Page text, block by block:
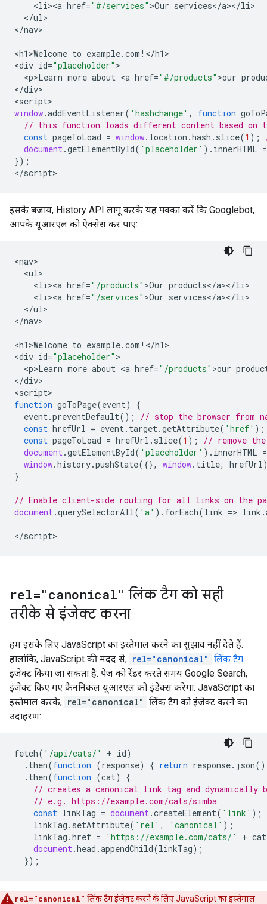
<li><a href="#/services" >Our services</a></li
</ul>
</nav>
<h1>Welcome to example.com ! </h1 >
<div id="placeholder"
<p>Learn more about <a href="#/products" >our
</div>
<script
window.addEventListener( 'hashchange' , function
// this function loads different content based on
const pageToLoad = window. location .hash . slice(1 );
document.getElementById( 'placeholder' ). innerHTML =
});
</script>
इसके बजाय, History API लागू करके यह पक्का करें कि Googlebot,
आपके यूआरएल को ऐक्सेस कर पाए:
<nav
<ul
<li><a href="/products" >Our products</a></li
<li><a href="/services" >Our services</a></li
</ul>
</nav>
<h1>Welcome to example.com ! </h1 >
<div id="placeholder"
<p>Learn more about <a href="/products" >our
</div>
<script
function goToPage(event)
{
event.preventDefault();
// stop the browser from
const hrefUrl = event. target.getAttribute( 'href' );
const pageToLoad = hrefUrl . slice(1 );
// remove
document.getElementById( 'placeholder' ). innerHTML =
window.history.pushState({}, window. title, hrefUrl
}
// Enable client-side routing for all links on the
document.querySelectorAll( 'a' ). forEach(link => link .
</script>
rel="canonical" लिंक टैग को सही
तरीके से इंजेक्ट करना
हम इसके लिए JavaScript का इस्तेमाल करने का सुझाव नहीं देते हैं.
हालांकि, JavaScript की मदद से, rel="canonical" लिंक टैग
इंजेक्ट किया जा सकता है. पेज को रेंडर करते समय Google Search,
इंजेक्ट किए गए कैननिकल यूआरएल को इंडेक्स करेगा. JavaScript का
इस्तेमाल करके, rel="canonical" लिंक टैग को इंजेक्ट करने का
उदाहरण:
fetch( '/api/cats/' + id)
. then(function (response) { return response. json
. then(function (cat)
{
// creates a canonical link tag and dynamically
// e.g. https://example.com/cats/simba
const linkTag = document.createElement( 'link' );
linkTag . setAttribute( 'rel' , 'canonical' );
linkTag .href = 'https://example.com/cats/' + cat
document.head .appendChild(linkTag);
});
rel="canonical" लिंक टैग इंजेक्ट करने के लिए JavaScript का इस्तेमाल